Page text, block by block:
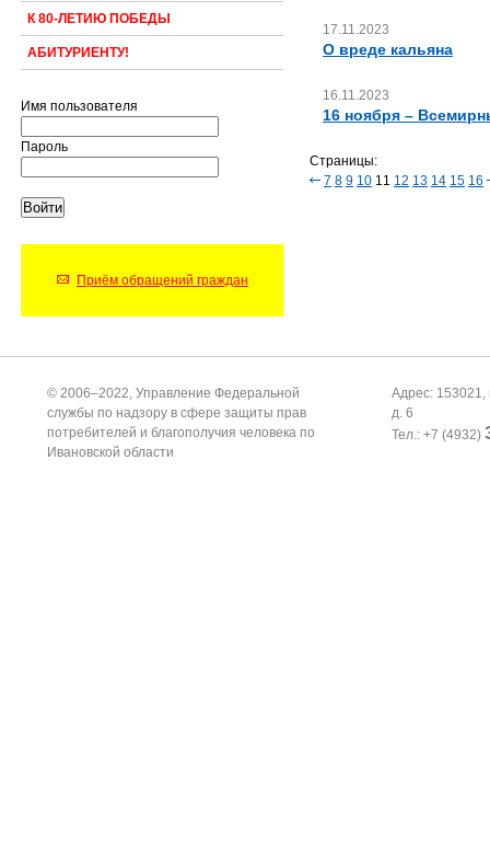
К 80-ЛЕТИЮ ПОБЕДЫ
АБИТУРИЕНТУ!
Имя пользователя
Пароль
Приём обращений граждан
17.11.2023
О вреде кальяна
16.11.2023
16 ноября –
Страницы:
7 8 9 10 11 12 13 14 15 16
© 2006–2022, Управление Федеральной
службы по надзору в сфере защиты прав
потребителей и благополучия человека по
Ивановской области
Адрес: 153021,
д. 6
Тел.: +7 (4932)